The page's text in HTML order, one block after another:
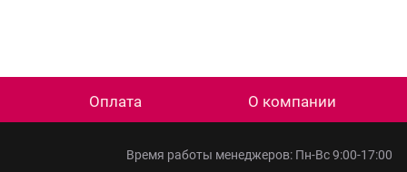
Оплата О компании
Время работы менеджеров: Пн-Вс 9:00-17:00